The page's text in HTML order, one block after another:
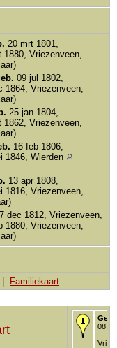
20 mrt 1801,
1880, Vriezenveen,
09 jul 1802,
1864, Vriezenveen,
25 jan 1804,
1862, Vriezenveen,
16 feb 1806,
1846, Wierden
13 apr 1808,
1816, Vriezenveen,
dec 1812, Vriezenveen,
1880, Vriezenveen,
Familiekaart
08
-